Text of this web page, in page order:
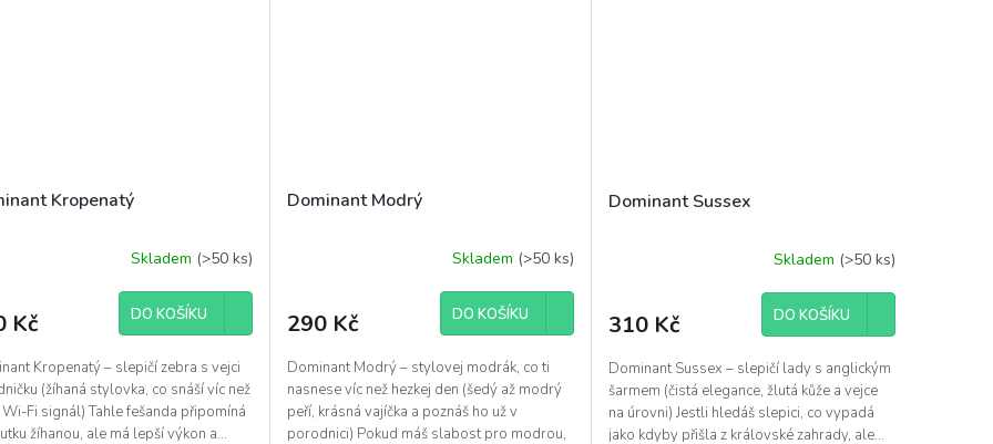
Kropenatý
Skladem (>50 ks)
Kč DO KOŠÍKU
Kropenatý – slepičí zebra s vejci
(žíhaná stylovka, co snáší víc než
Fi signál) Tahle fešanda připomíná
žíhanou, ale má lepší výkon a...
Dominant Modrý
je
z
5
hvězdiček.
Skladem (>50 ks)
290 Kč DO KOŠÍKU
Dominant Modrý – stylovej modrák, co ti
nasnese víc než hezkej den (šedý až modrý
peří, krásná vajíčka a poznáš ho už v
porodnici) Pokud máš slabost pro modrou,
Dominant Sussex
je
z
5
hvězdiček.
Skladem (>50 ks)
310 Kč DO KOŠÍKU
Dominant Sussex – slepičí lady s anglickým
šarmem (čistá elegance, žlutá kůže a vejce
na úrovni) Jestli hledáš slepici, co vypadá
jako kdyby přišla z královské zahrady, ale...